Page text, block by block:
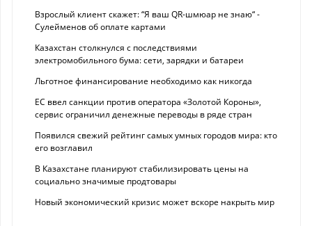
Взрослый клиент скажет: “Я ваш QR-шмюар не знаю“ -
Сулейменов об оплате картами
Казахстан столкнулся с последствиями
электромобильного бума: сети, зарядки и батареи
Льготное финансирование необходимо как никогда
ЕС ввел санкции против оператора «Золотой Короны»,
сервис ограничил денежные переводы в ряде стран
Появился свежий рейтинг самых умных городов мира: кто
его возглавил
В Казахстане планируют стабилизировать цены на
социально значимые продтовары
Новый экономический кризис может вскоре накрыть мир